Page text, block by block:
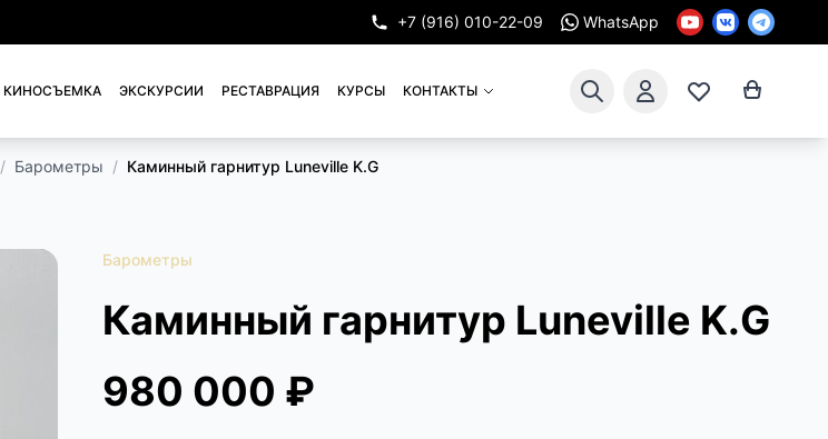
+7 (916) 010-22-09 WhatsApp
КИНОСЪЕМКА ЭКСКУРСИИ РЕСТАВРАЦИЯ КУРСЫ КОНТАКТЫ
/ Барометры / Каминный гарнитур Luneville K.G
Барометры
Каминный гарнитур Luneville K.G
980 000 ₽